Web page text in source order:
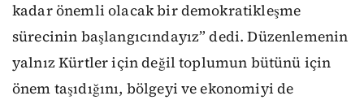
kadar önemli olacak bir demokratikleşme
sürecinin başlangıcındayız” dedi. Düzenlemenin
yalnız Kürtler için değil toplumun bütünü için
önem taşıdığını, bölgeyi ve ekonomiyi de